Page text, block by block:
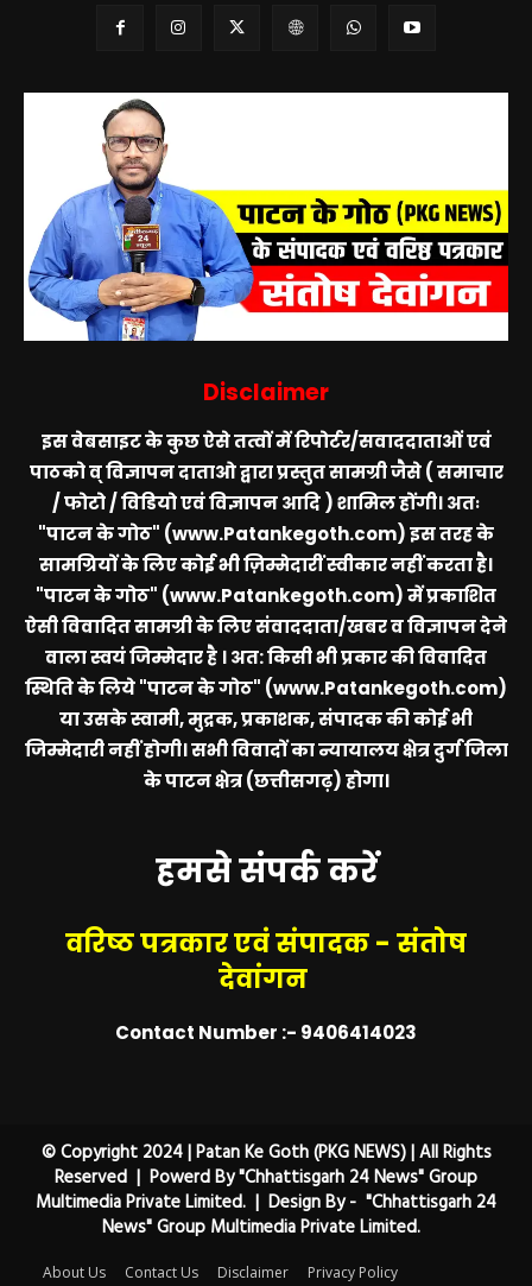
Disclaimer
इस वेबसाइट के कुछ ऐसे तत्वों में रिपोर्टर/सवाददाताओं एवं
पाठको व् विज्ञापन दाताओ द्वारा प्रस्तुत सामग्री जैसे ( समाचार
/ फोटो / विडियो एवं विज्ञापन आदि ) शामिल होंगी। अतः
"पाटन के गोठ" (www.Patankegoth.com)इस तरह के
सामग्रियों के लिए कोई भी ज़िम्मेदारीं स्वीकार नहीं करता है।
"पाटन के गोठ" (www.Patankegoth.com)में प्रकाशित
ऐसी विवादित सामग्री के लिए संवाददाता/खबर व विज्ञापन देने
वाला स्वयं जिम्मेदार है । अत: किसी भी प्रकार की विवादित
स्थिति के लिये"पाटन के गोठ" (www.Patankegoth.com)
या उसके स्वामी, मुद्रक, प्रकाशक, संपादक की कोई भी
जिम्मेदारी नहीं होगी। सभी विवादों का न्यायालय क्षेत्र दुर्ग जिला
के पाटन क्षेत्र (छत्तीसगढ़) होगा।
हमसे संपर्क करें
वरिष्ठ पत्रकार एवं संपादक - संतोष
देवांगन
Contact Number :- 9406414023
© Copyright 2024 | Patan Ke Goth (PKG NEWS) | All Rights
Reserved | Powerd By "Chhattisgarh 24 News" Group
Multimedia Private Limited. | Design By - "Chhattisgarh 24
News" Group Multimedia Private Limited.
About Us Contact Us Disclaimer Privacy Policy